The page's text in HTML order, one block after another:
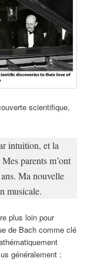
scientifique,
intuition, et la
parents m’ont
Ma nouvelle
musicale.
plus loin pour
de Bach comme clé
généralement :